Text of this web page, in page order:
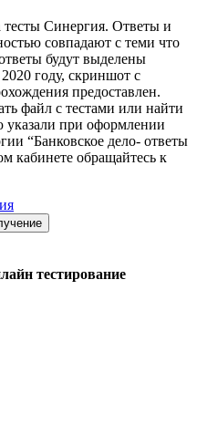
Синергия. Ответы и
совпадают с теми что
будут выделены
году, скриншот с
предоставлен.
файл с тестами или найти
указали при оформлении
“Банковское дело- ответы
кабинете обращайтесь к
тестирование